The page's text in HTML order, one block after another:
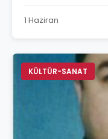
1 Haziran
KÜLTÜR-SANAT